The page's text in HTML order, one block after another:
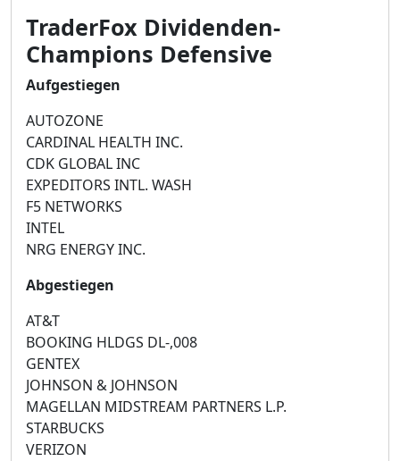
TraderFox Dividenden-
Champions Defensive
Aufgestiegen
AUTOZONE
CARDINAL HEALTH INC.
CDK GLOBAL INC
EXPEDITORS INTL. WASH
F5 NETWORKS
INTEL
NRG ENERGY INC.
Abgestiegen
AT&T
BOOKING HLDGS DL-,008
GENTEX
JOHNSON & JOHNSON
MAGELLAN MIDSTREAM PARTNERS L.P.
STARBUCKS
VERIZON